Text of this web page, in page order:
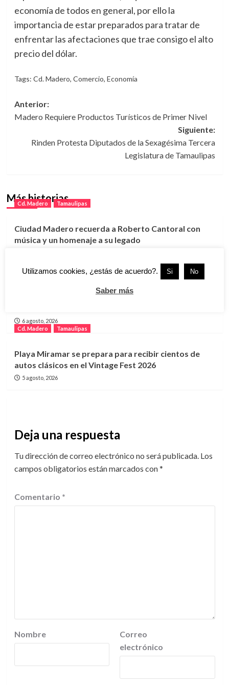
economía de todos en general, por ello la
importancia de estar preparados para tratar de
enfrentar las afectaciones que trae consigo el alto
precio del dólar.
Tags: Cd. Madero, Comercio, Economía
Navegación
de
entradas
Anterior:
Madero Requiere Productos Turísticos de Primer Nivel
Siguiente:
Rinden Protesta Diputados de la Sexagésima Tercera
Legislatura de Tamaulipas
Más historias
Cd. Madero Tamaulipas
Ciudad Madero recuerda a Roberto Cantoral con
música y un homenaje a su legado
Lanzan programa “GUAPA” para impulsar el
bienestar y la autonomía de mujeres en Ciudad
6 agosto, 2026
Cd. Madero
Tamaulipas
Playa Miramar se prepara para recibir cientos de
autos clásicos en el Vintage Fest 2026
5 agosto, 2026
Deja una respuesta
Tu dirección de correo electrónico no será publicada. Los
campos obligatorios están marcados con*
Comentario *
Nombre
Correo
electrónico
Utilizamos cookies, ¿estás de acuerdo?. Si No
Saber más